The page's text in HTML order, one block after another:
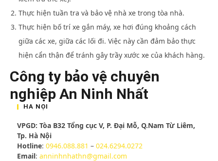
Thực hiện tuần tra và bảo vệ nhà xe trong tòa nhà.
Thực hiện bố trí xe gắn máy, xe hơi đúng khoảng cách
giữa các xe, giữa các lối đi. Việc này cần đảm bảo thực
hiện cẩn thận để tránh gây trầy xước xe của khách hàng.
Công ty bảo vệ chuyên
nghiệp An Ninh Nhất
HÀ NỘI
VPGD: Tòa B32 Tổng cục V, P. Đại Mỗ, Q.Nam Từ Liêm,
Tp. Hà Nội
Hotline: 0946.088.881 – 024.6294.0272
Email: anninhnhathn@gmail.com